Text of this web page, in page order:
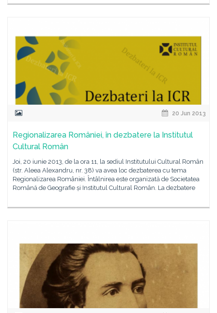
20 Jun 2013
Regionalizarea României, în dezbatere la Institutul
Cultural Român
Joi, 20 iunie 2013, de la ora 11, la sediul Institutului Cultural Român
(str. Aleea Alexandru, nr. 38) va avea loc dezbaterea cu tema
Regionalizarea României. Întâlnirea este organizată de Societatea
Română de Geografie și Institutul Cultural Român. La dezbatere